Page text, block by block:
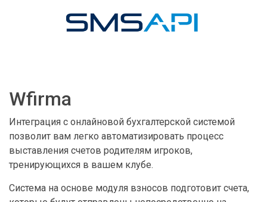
Wfirma
Интеграция с онлайновой бухгалтерской системой
позволит вам легко автоматизировать процесс
выставления счетов родителям игроков,
тренирующихся в вашем клубе.
Система на основе модуля взносов подготовит счета,